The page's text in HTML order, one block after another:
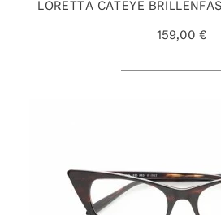
LORETTA CATEYE
159,00 €